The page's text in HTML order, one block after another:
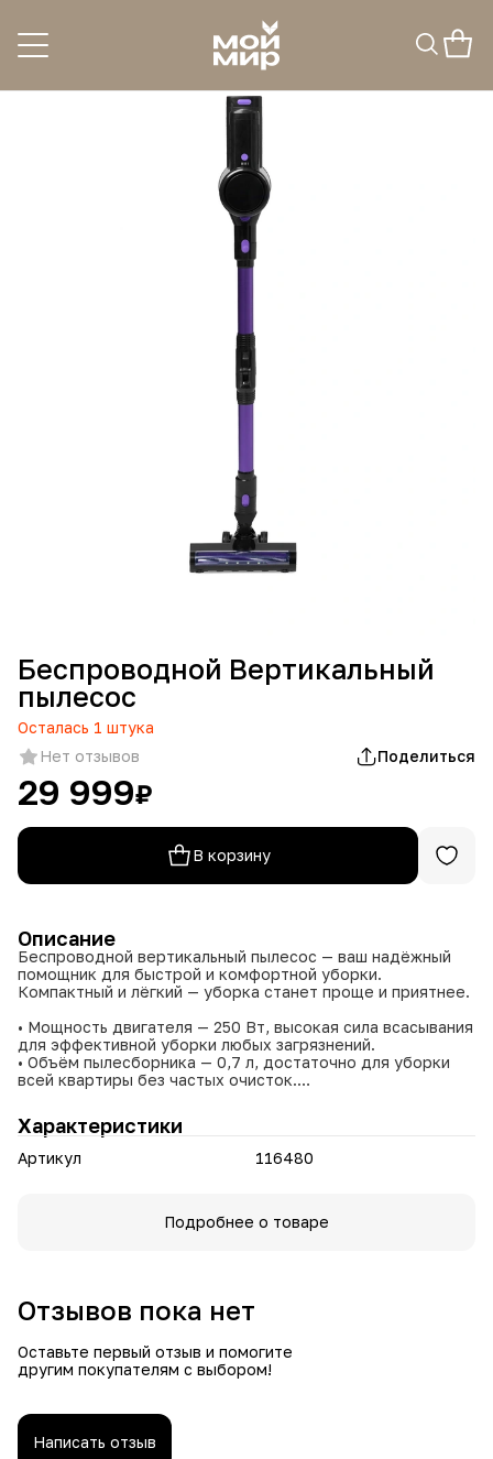
Беспроводной Вертикальный
пылесос
Осталась 1 штука
Нет отзывов
Поделиться
29 999₽
В корзину
Описание
Беспроводной вертикальный пылесос — ваш надёжный
помощник для быстрой и комфортной уборки.
Компактный и лёгкий — уборка станет проще и приятнее.
• Мощность двигателя — 250 Вт, высокая сила всасывания
для эффективной уборки любых загрязнений.
• Объём пылесборника — 0,7 л, достаточно для уборки
всей квартиры без частых очисток.
разговором, не мешает окружающим.
• Беспроводная конструкция — свобода движений без
путающихся проводов.
• Гибкая конструкция трубы — удобство уборки в
щелевая насадка в комплекте, подходят для мебели,
пространства и быстрый доступ к пылесосу.
• HEPA‑фильтр — очистка воздуха от пыли и аллергенов.
• Эргономичный дизайн — удобство использования и
стильный внешний вид.
Характеристики
Артикул 116480
Подробнее о товаре
Отзывов пока нет
Оставьте первый отзыв и помогите
другим покупателям с выбором!
Написать отзыв